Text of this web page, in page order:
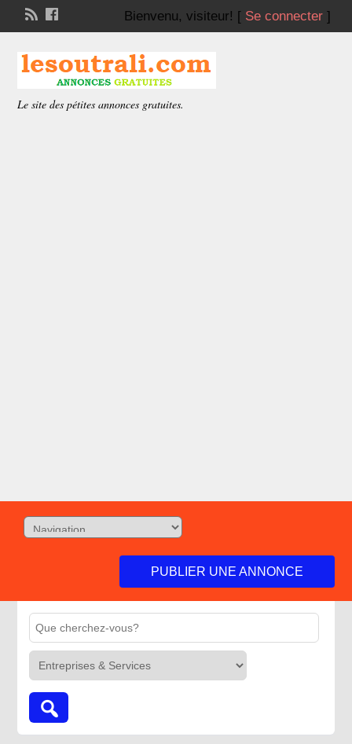
Bienvenu, visiteur! [ Se connecter]
Le site des pétites annonces gratuites.
PUBLIER UNE ANNONCE